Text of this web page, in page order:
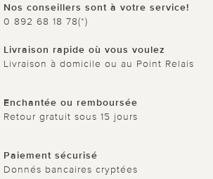
Nos conseillers sont à votre service!
0 892 68 18 78(*)
Livraison rapide où vous voulez
Livraison à domicile ou au Point Relais
Enchantée ou remboursée
Retour gratuit sous 15 jours
Paiement sécurisé
Donnés bancaires cryptées